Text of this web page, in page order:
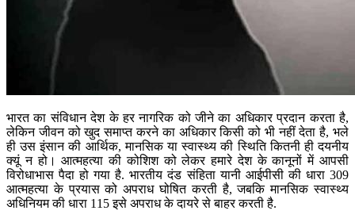
भारत का संविधान देश के हर नागरिक को जीने का अधिकार प्रदान करता है,
लेकिन जीवन को खुद समाप्त करने का अधिकार किसी को भी नहीं देता है, भले
ही उस इंसान की आर्थिक, मानसिक या स्वास्थ्य की स्थिति कितनी ही दयनीय
क्यूं न हो। आत्महत्या की कोशिश को लेकर हमारे देश के कानूनों में आपसी
विरोधाभास पैदा हो गया है. भारतीय दंड संहिता यानी आईपीसी की धारा 309
आत्महत्या के प्रयास को अपराध घोषित करती है, जबकि मानसिक स्वास्थ्य
अधिनियम की धारा 115 इसे अपराध के दायरे से बाहर करती है.